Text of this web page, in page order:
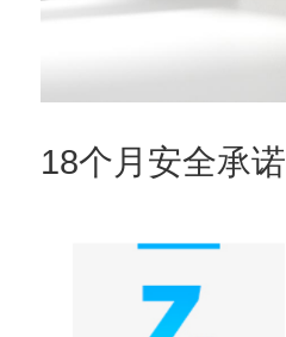
18个月安全承诺